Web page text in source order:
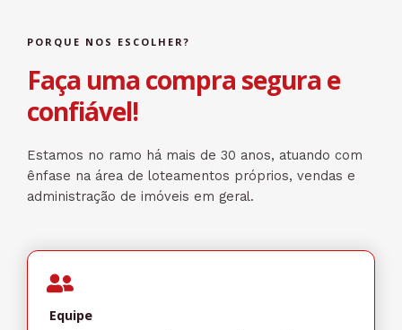
PORQUE NOS ESCOLHER?
Faça uma compra segura e
confiável!
Estamos no ramo há mais de 30 anos, atuando com
ênfase na área de loteamentos próprios, vendas e
administração de imóveis em geral.
Equipe